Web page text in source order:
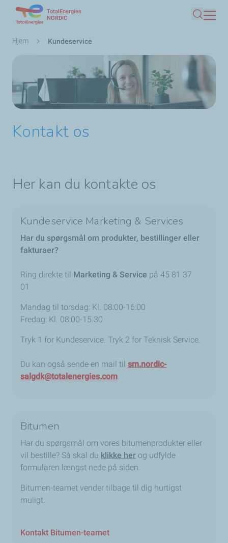
TotalEnergies
NORDIC
Søg
Brødkrumme
Hjem Kundeservice
Kontakt os
Her kan du kontakte os
Kundeservice Marketing & Services
Har du spørgsmål om produkter, bestillinger eller
fakturaer?
Ring direkte til Marketing & Service på 45 81 37
01
Mandag til torsdag: Kl. 08:00-16:00
Fredag: Kl. 08:00-15.30
Tryk 1 for Kundeservice. Tryk 2 for Teknisk Service.
Du kan også sende en mail til sm.nordic-
salgdk@totalenergies.com.
Bitumen
Har du spørgsmål om vores bitumenprodukter eller
vil bestille? Så skal du klikke her og udfylde
formularen længst nede på siden.
Bitumen-teamet vender tilbage til dig hurtigst
muligt.
Kontakt Bitumen-teamet